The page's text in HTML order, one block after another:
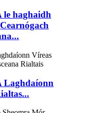
le haghaidh
Laghdaíonn